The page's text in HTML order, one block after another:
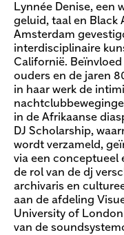
Lynnée Denise, een
geluid, taal en Black
Amsterdam
interdisciplinaire
Californië.
ouders en de jaren
in haar werk de
in de Afrikaanse
DJ Scholarship,
wordt verzameld,
via een conceptueel
de rol van de dj
archivaris en
aan de afdeling
University of
van de